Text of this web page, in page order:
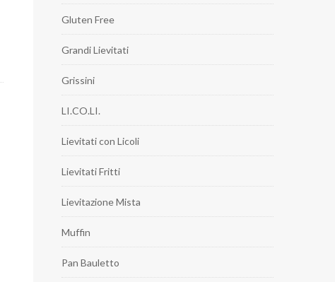
Gluten Free
Grandi Lievitati
Grissini
LI.CO.LI.
Lievitati con Licoli
Lievitati Fritti
Lievitazione Mista
Muffin
Pan Bauletto